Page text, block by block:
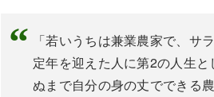
「若いうちは兼業農家で、サ
定年を迎えた人に第2の人生
ぬまで自分の身の丈でできる